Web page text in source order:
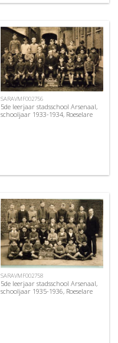
SARAVMF002756
5de leerjaar stadsschool Arsenaal,
schooljaar 1933-1934, Roeselare
SARAVMF002758
5de leerjaar stadsschool Arsenaal,
schooljaar 1935-1936, Roeselare